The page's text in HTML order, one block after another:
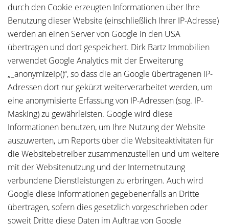
durch den Cookie erzeugten Informationen über Ihre
Benutzung dieser Website (einschließlich Ihrer IP-Adresse)
werden an einen Server von Google in den USA
übertragen und dort gespeichert. Dirk Bartz Immobilien
verwendet Google Analytics mit der Erweiterung
„_anonymizeIp()“, so dass die an Google übertragenen IP-
Adressen dort nur gekürzt weiterverarbeitet werden, um
eine anonymisierte Erfassung von IP-Adressen (sog. IP-
Masking) zu gewährleisten. Google wird diese
Informationen benutzen, um Ihre Nutzung der Website
auszuwerten, um Reports über die Websiteaktivitäten für
die Websitebetreiber zusammenzustellen und um weitere
mit der Websitenutzung und der Internetnutzung
verbundene Dienstleistungen zu erbringen. Auch wird
Google diese Informationen gegebenenfalls an Dritte
übertragen, sofern dies gesetzlich vorgeschrieben oder
soweit Dritte diese Daten im Auftrag von Google